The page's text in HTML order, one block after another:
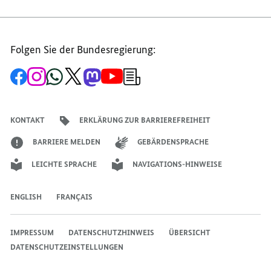
Folgen Sie der Bundesregierung:
Zur
Facebook-
Zum
Instagram-
Zum
WhatsApp-
Zum
X-
Zum
Mastodon-
Zum
YouTube-Anmeldung
KONTAKT ERKLÄRUNG ZUR BARRIEREFREIHEIT
BARRIERE MELDEN GEBÄRDENSPRACHE
LEICHTE SPRACHE NAVIGATIONS-HINWEISE
ENGLISH FRANÇAIS
IMPRESSUM DATENSCHUTZHINWEIS
ÜBERSICHT
DATENSCHUTZEINSTELLUNGEN